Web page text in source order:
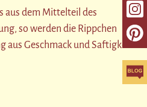
aus dem Mittelteil des
so werden die Rippchen
Geschmack und Saftigkeit